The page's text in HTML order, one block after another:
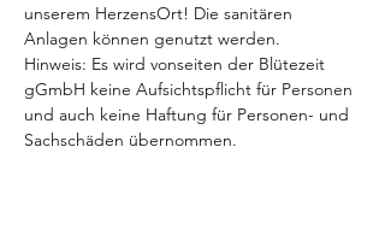
unserem HerzensOrt! Die sanitären
Anlagen können genutzt werden.
Hinweis: Es wird vonseiten der Blütezeit
gGmbH keine Aufsichtspflicht für Personen
und auch keine Haftung für Personen- und
Sachschäden übernommen.